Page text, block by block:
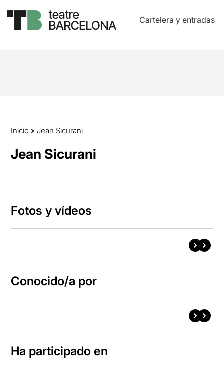
Cartelera y entradas
Inicio » Jean Sicurani
Jean Sicurani
Fotos y vídeos
Conocido/a por
Ha participado en